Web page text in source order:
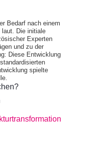
Bedarf nach einem
laut. Die initiale
Experten
und zu der
Diese Entwicklung
spielte